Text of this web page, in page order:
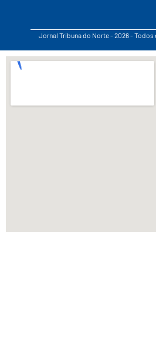
Jornal Tribuna do Norte - 2026 -